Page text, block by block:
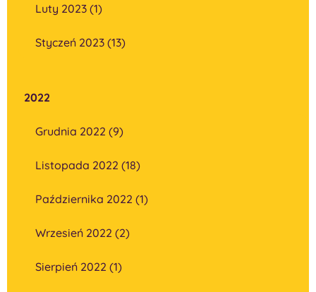
Luty 2023 (1)
Styczeń 2023 (13)
2022
Grudnia 2022 (9)
Listopada 2022 (18)
Października 2022 (1)
Wrzesień 2022 (2)
Sierpień 2022 (1)